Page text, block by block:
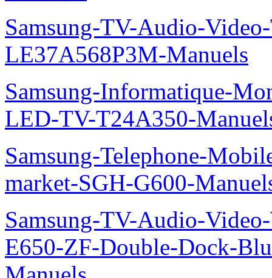
Samsung-TV-Audio-
LE37A568P3M-Manuels
Samsung-Informatique-
LED-TV-T24A350-
Samsung-Telephone-
market-SGH-G600-
Samsung-TV-Audio-
E650-ZF-Double-Dock-